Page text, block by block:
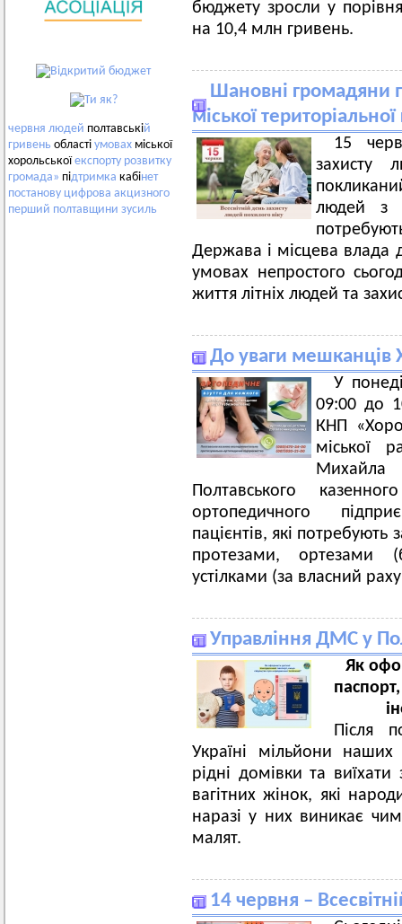
червня людей полтавській
гривень області умовах міської
хорольськоїекспорту розвитку
громада» підтримка кабінет
постанову цифрова акцизного
перший полтавщини зусиль
бюджету зросли у
на 10,4 млн гривень.
Шановні громадяни
міської
15
захисту
людей з
Держава і місцева влада
умовах непростого
життя літніх людей та
До уваги мешканців
У
09:00 до
КНП
міської
Михайла
Полтавського
ортопедичного
пацієнтів, які
протезами, ортезами
устілками (за власний
Управління ДМС у
Як
Після
Україні мільйони
рідні домівки та
вагітних жінок, які
наразі у них виникає
малят.
14 червня –